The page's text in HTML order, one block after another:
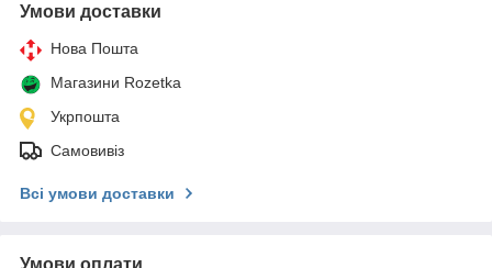
Умови доставки
Нова Пошта
Магазини Rozetka
Укрпошта
Самовивіз
Всі умови доставки
Умови оплати